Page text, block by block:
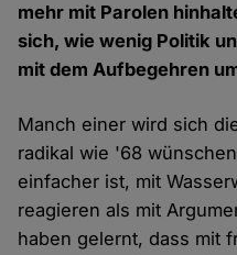
mehr mit Parolen
sich, wie wenig Politik
mit dem Aufbegehren
Manch einer wird sich
radikal wie '68
einfacher ist, mit
reagieren als mit
haben gelernt, dass mit